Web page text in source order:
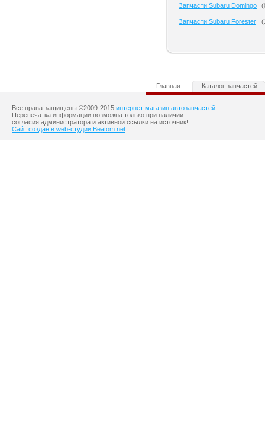
Запчасти Subaru Domingo (
Запчасти Subaru Forester (
Главная Каталог запчастей
Все права защищены ©2009-2015 интернет магазин автозапчастей
Перепечатка информации возможна только при наличии
согласия администратора и активной ссылки на источник!
Сайт создан в web-студии Beatom.net